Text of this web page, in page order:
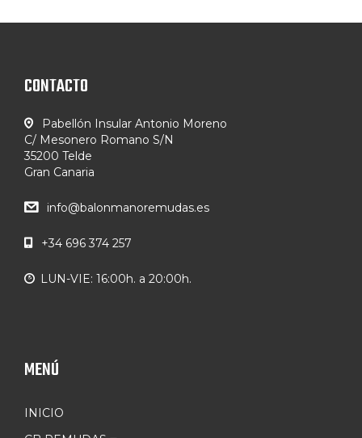
CONTACTO
Pabellón Insular Antonio Moreno
C/ Mesonero Romano S/N
35200 Telde
Gran Canaria
info@balonmanoremudas.es
+34 696 374 257
LUN-VIE: 16:00h. a 20:00h.
MENÚ
INICIO